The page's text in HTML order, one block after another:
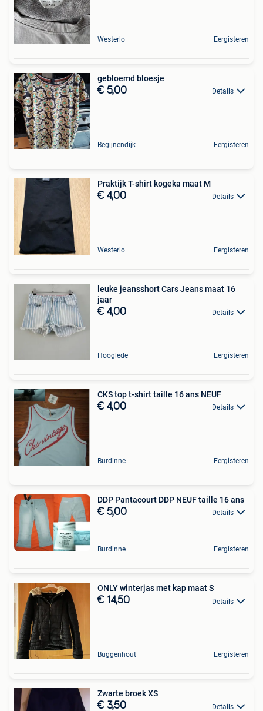
Westerlo Eergisteren
gebloemd bloesje
€ 5,00 Details
Begijnendijk Eergisteren
Praktijk T-shirt kogeka maat M
€ 4,00 Details
Westerlo Eergisteren
leuke jeansshort Cars Jeans maat 16
jaar
€ 4,00 Details
Hooglede Eergisteren
CKS top t-shirt taille 16 ans NEUF
€ 4,00 Details
Burdinne Eergisteren
DDP Pantacourt DDP NEUF taille 16 ans
€ 5,00 Details
Burdinne Eergisteren
ONLY winterjas met kap maat S
€ 14,50 Details
Buggenhout Eergisteren
Zwarte broek XS
€ 3,50 Details